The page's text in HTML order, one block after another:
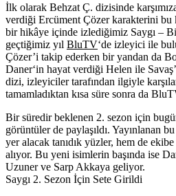
İlk olarak Behzat Ç. dizisinde
verdiği Ercüment Çözer karakterini bu
bir hikâye içinde izlediğimiz Saygı –
geçtiğimiz yıl BluTV‘de izleyici ile
Çözer’i takip ederken bir yandan da
Daner‘in hayat verdiği Helen ile
dizi, izleyiciler tarafından ilgiyle
tamamladıktan kısa süre sonra da
Bir süredir beklenen 2. sezon için
görüntüler de paylaşıldı. Yayınlanan
yer alacak tanıdık yüzler, hem de
alıyor. Bu yeni isimlerin başında ise
Uzunerve Sarp Akkaya geliyor.
Saygı 2. Sezon İçin Sete Girildi